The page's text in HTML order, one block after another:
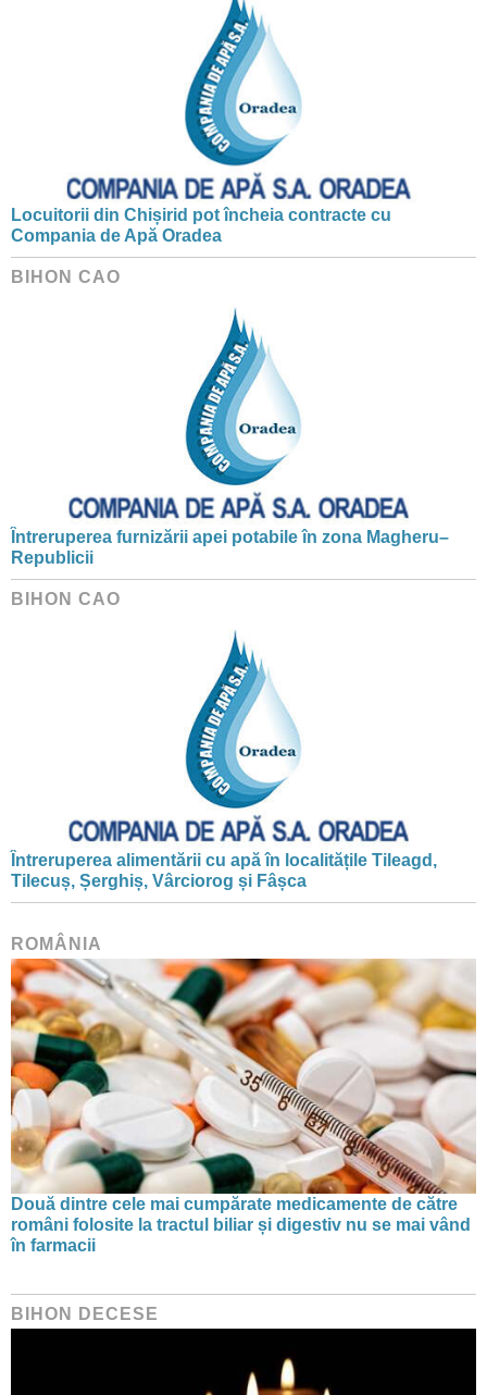
Locuitorii din Chișirid pot încheia contracte cu
Compania de Apă Oradea
BIHON CAO
Întreruperea furnizării apei potabile în zona Magheru–
Republicii
BIHON CAO
Întreruperea alimentării cu apă în localitățile Tileagd,
Tilecuș, Șerghiș, Vârciorog și Fâșca
ROMÂNIA
Două dintre cele mai cumpărate medicamente de către
români folosite la tractul biliar și digestiv nu se mai vând
în farmacii
BIHON DECESE